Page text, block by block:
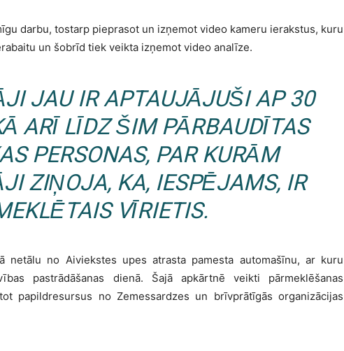
darbu, tostarp pieprasot un izņemot video kameru ierakstus, kuru
un šobrīd tiek veikta izņemot video analīze.
JAU IR APTAUJĀJUŠI AP 30
ARĪ LĪDZ ŠIM PĀRBAUDĪTAS
PERSONAS, PAR KURĀM
ZIŅOJA, KA, IESPĒJAMS, IR
VĪRIETIS.
netālu no Aiviekstes upes atrasta pamesta automašīnu, ar kuru
pastrādāšanas dienā. Šajā apkārtnē veikti pārmeklēšanas
papildresursus no Zemessardzes un brīvprātīgās organizācijas